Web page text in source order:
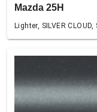
Mazda 25H
Lighter, SILVER